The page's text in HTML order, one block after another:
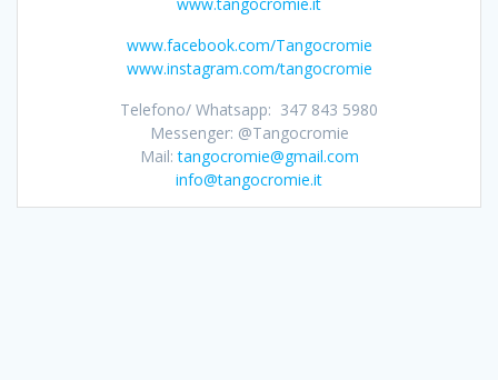
www.facebook.com/Tangocromie
www.instagram.com/tangocromie
Telefono/ Whatsapp: 347 843 5980
Messenger: @Tangocromie
Mail:tangocromie@gmail.com
info@tangocromie.it